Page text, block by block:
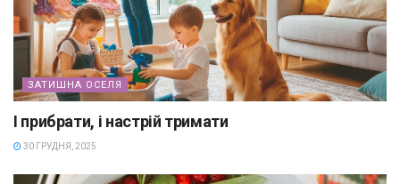
ЗАТИШНА ОСЕЛЯ
І прибрати, і настрій тримати
30 ГРУДНЯ, 2025